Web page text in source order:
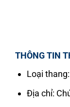
THÔNG TIN
Loại
Địa chỉ: